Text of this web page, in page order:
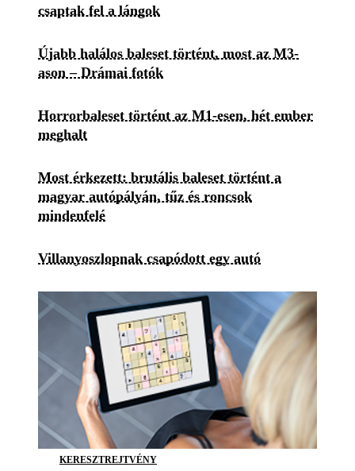
csaptak fel a lángok
Újabb halálos baleset történt, most az M3-
ason – Drámai fotók
Horrorbaleset történt az M1-esen, hét ember
meghalt
Most érkezett: brutális baleset történt a
magyar autópályán, tűz és roncsok
mindenfelé
Villanyoszlopnak csapódott egy autó
KERESZTREJTVÉNY